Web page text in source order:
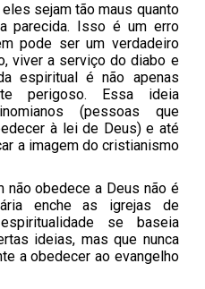
sejam tão maus quanto
parecida. Isso é um erro
pode ser um verdadeiro
viver a serviço do diabo e
espiritual é não apenas
perigoso. Essa ideia
(pessoas que
à lei de Deus) e até
a imagem do cristianismo
não obedece a Deus não é
enche as igrejas de
se baseia
ideias, mas que nunca
a obedecer ao evangelho